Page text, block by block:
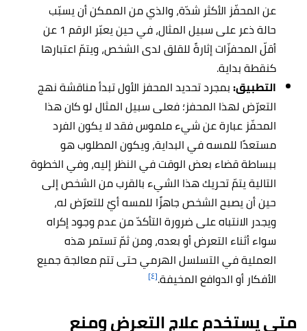
عن المحفّز الأكثر شدّة، والذي من الممكن أن يسبّب
حالة ذعر على سبيل المثال، في حين يعبّر الرقم 1 عن
أقلّ المحفزّات إثارةً للقلق لدى الشخص، ويتمّ اعتبارها
كنقطة بداية.
التطبيق:بمجرد تحديد المحفز الأول تبدأ مناقشة نهج
التعرّض لهذا المحفز؛ فعلى سبيل المثال لو كان هذا
المحفّز عبارة عن شيء ملموس فقد لا يكون الفرد
مستعدًا للمسه في البداية، ويكون المطلوب هو
ببساطة قضاء بعض الوقت في النظر إليه، وفي الخطوة
التالية يتمّ تحريك هذا الشيء بالقرب من الشخص إلى
حين أن يصبح الشخص جاهزًا للمسه أيْ للتعرّض له،
ويجدر الانتباه على ضرورة التأكدّ من عدم وجود إكراه
سواء أثناء التعرض أو بعده، ومن ثمّ تستمر هذه
العملية في التسلسل الهرمي حتى تتم معالجة جميع
الأفكار أو الدوافع المخيفة.[٤]
متى يستخدم علاج التعرض ومنع